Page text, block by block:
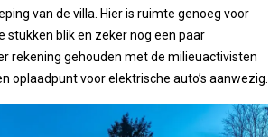
van de villa. Hier is ruimte genoeg voor
stukken blik en zeker nog een paar
rekening gehouden met de milieuactivisten
oplaadpunt voor elektrische auto’s aanwezig.